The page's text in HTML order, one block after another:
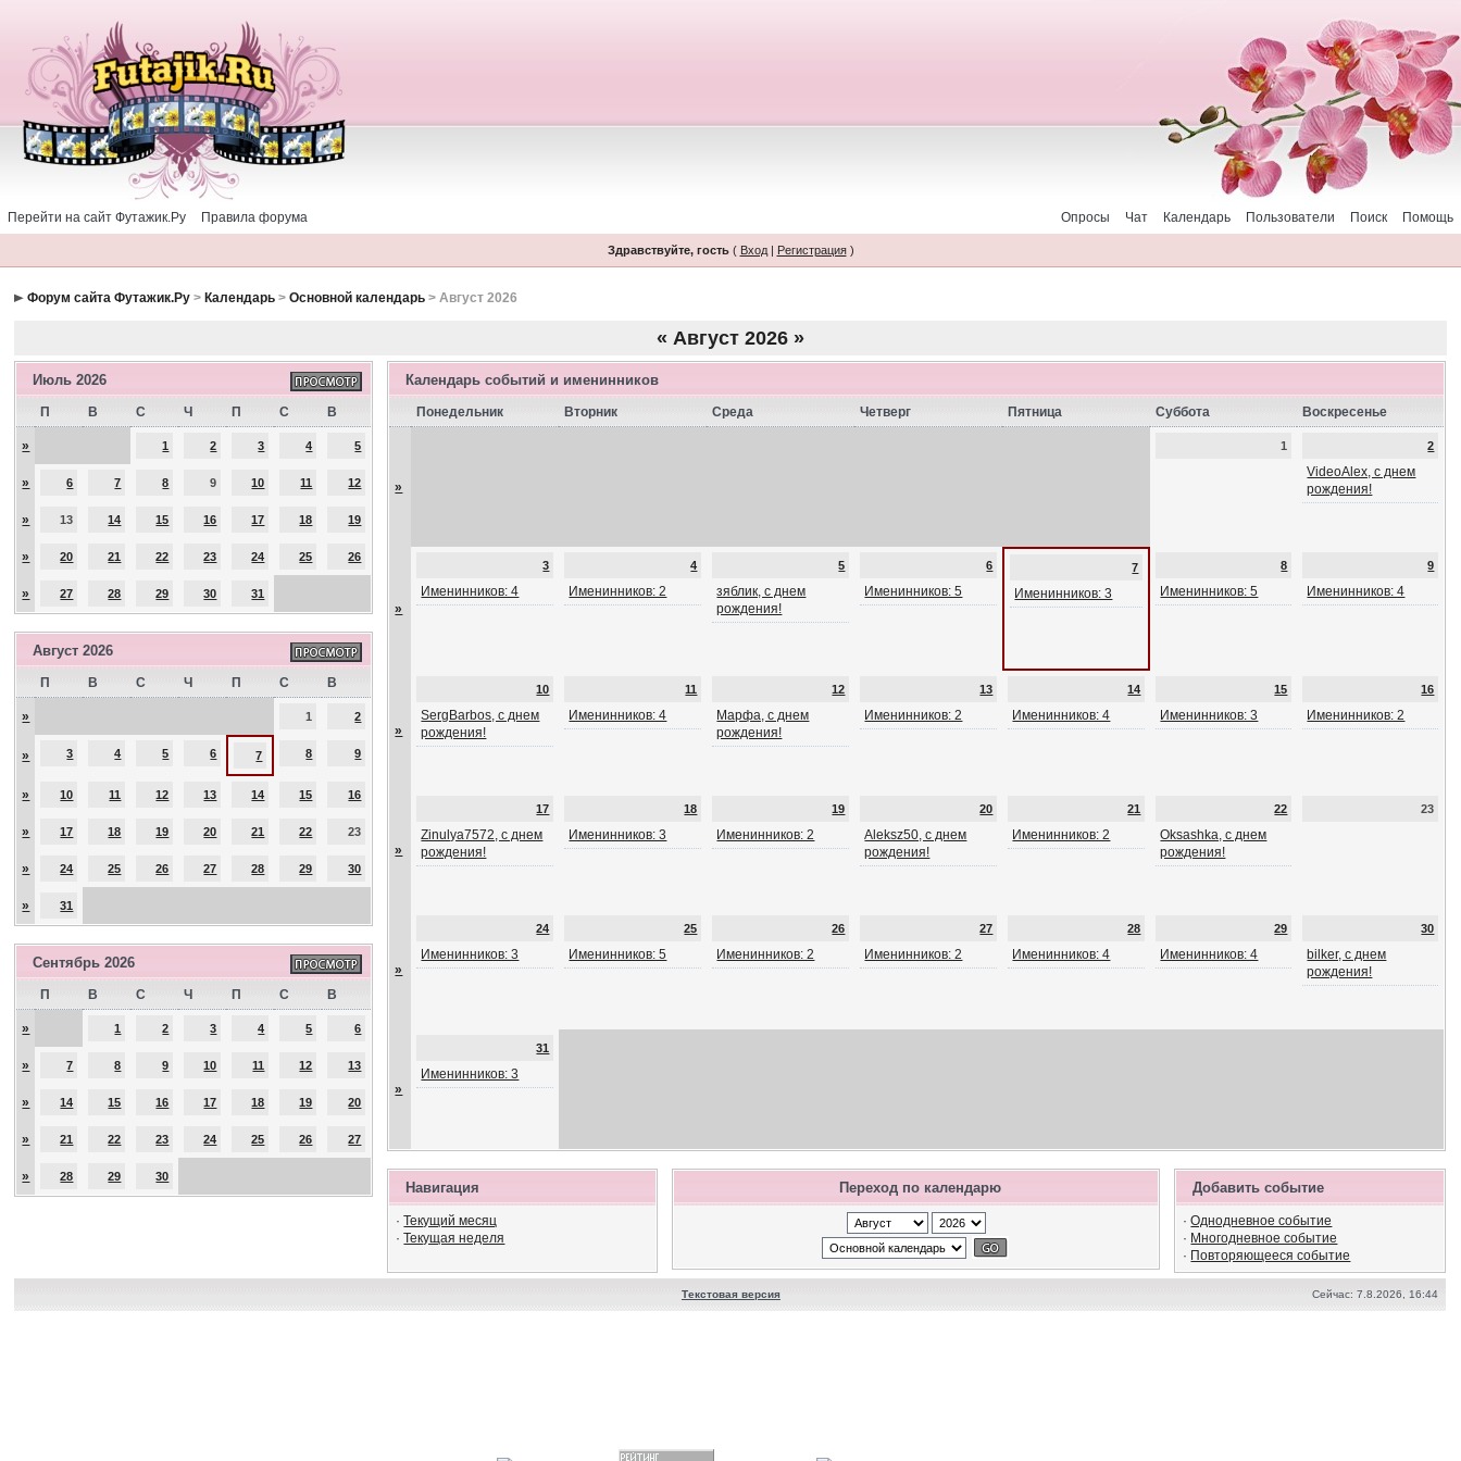
Перейти на сайт Футажик.Ру Правила форума Помощь
Поиск
Пользователи
Календарь
Чат
Опросы
Здравствуйте, гость( Вход| Регистрация)
Форум сайта Футажик.Ру > Календарь >Основной календарь > Август 2026
« Август 2026 »
Июль 2026
П В С Ч П С В
» 1 2 3 4 5
» 6 7 8 9 10 11 12
» 13 14 15 16 17 18 19
» 20 21 22 23 24 25 26
» 27 28 29 30 31
Август 2026
П В С Ч П С В
» 1 2
» 3 4 5 6 7 8 9
» 10 11 12 13 14 15 16
» 17 18 19 20 21 22 23
» 24 25 26 27 28 29 30
» 31
Сентябрь 2026
П В С Ч П С В
» 1 2 3 4 5 6
» 7 8 9 10 11 12 13
» 14 15 16 17 18 19 20
» 21 22 23 24 25 26 27
» 28 29 30
Календарь событий и именинников
Понедельник Вторник Среда Четверг Пятница Суббота Воскресенье
»
1 2
VideoAlex, с днем
рождения!
»
3
Именинников: 4
4
Именинников: 2
5
зяблик, с днем
рождения!
6
Именинников: 5
7
Именинников: 3
8
Именинников: 5
9
Именинников: 4
»
10
SergBarbos, с днем
рождения!
11
Именинников: 4
12
Марфа, с днем
рождения!
13
Именинников: 2
14
Именинников: 4
15
Именинников: 3
16
Именинников: 2
»
17
Zinulya7572, с днем
рождения!
18
Именинников: 3
19
Именинников: 2
20
Aleksz50, с днем
рождения!
21
Именинников: 2
22
Oksashka, с днем
рождения!
23
»
24
Именинников: 3
25
Именинников: 5
26
Именинников: 2
27
Именинников: 2
28
Именинников: 4
29
Именинников: 4
30
bilker, с днем
рождения!
»
31
Именинников: 3
Навигация
·Текущий месяц
·Текущая неделя
Переход по календарю Добавить событие
·Однодневное событие
· Многодневное событие
· Повторяющееся событие
Текстовая версия Сейчас: 7.8.2026, 16:44